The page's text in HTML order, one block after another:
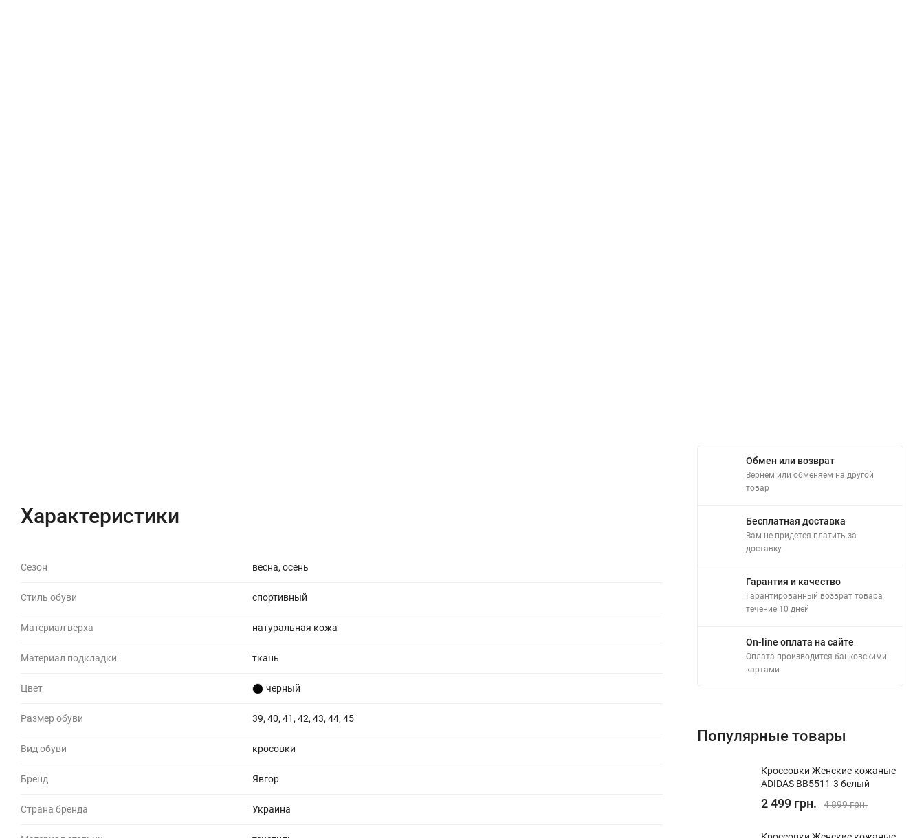
Характеристики
Сезон весна, осень
Стиль обуви спортивный
Материал верха натуральная кожа
Материал подкладки ткань
Цвет черный
Размер обуви 39, 40, 41, 42, 43, 44, 45
Вид обуви кросовки
Бренд Явгор
Страна бренда Украина
Обмен или возврат
Вернем или обменяем на другой
товар
Бесплатная доставка
Вам не придется платить за
доставку
Гарантия и качество
Гарантированный возврат товара
течение 10 дней
On-line оплата на сайте
Оплата производится банковскими
картами
Популярные товары
Кроссовки Женские кожаные
ADIDAS BB5511-3 белый
2 499 грн. 4 899 грн.